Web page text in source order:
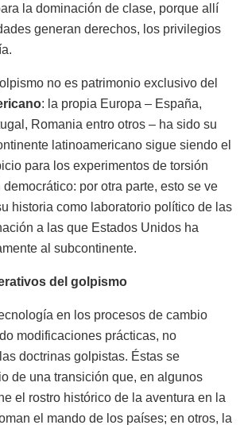
la dominación de clase, porque allí
generan derechos, los privilegios
no es patrimonio exclusivo del
: la propia Europa – España,
Romania entro otros – ha sido su
latinoamericano sigue siendo el
para los experimentos de torsión
por otra parte, esto se ve
historia como laboratorio político de las
a las que Estados Unidos ha
al subcontinente.
del golpismo
en los procesos de cambio
modificaciones prácticas, no
doctrinas golpistas. Éstas se
de una transición que, en algunos
el rostro histórico de la aventura en la
el mando de los países; en otros, la